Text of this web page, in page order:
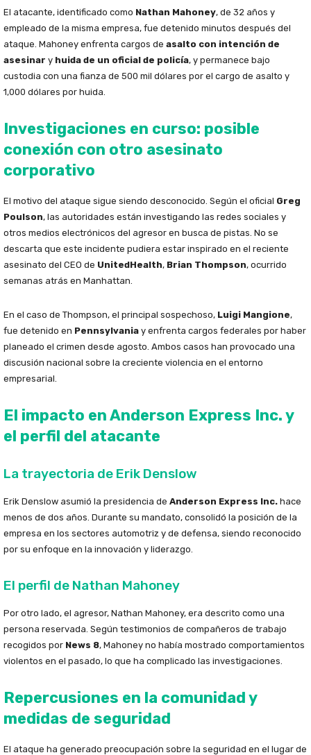
El atacante, identificado como Nathan Mahoney, de 32 años y
empleado de la misma empresa, fue detenido minutos después del
ataque. Mahoney enfrenta cargos de asalto con intención de
asesinar y huida de un oficial de policía, y permanece bajo
custodia con una fianza de 500 mil dólares por el cargo de asalto y
1,000 dólares por huida.
Investigaciones en curso: posible
conexión con otro asesinato
corporativo
El motivo del ataque sigue siendo desconocido. Según el oficial Greg
Poulson, las autoridades están investigando las redes sociales y
otros medios electrónicos del agresor en busca de pistas. No se
descarta que este incidente pudiera estar inspirado en el reciente
asesinato del CEO de UnitedHealth, Brian Thompson, ocurrido
semanas atrás en Manhattan.
En el caso de Thompson, el principal sospechoso, Luigi Mangione,
fue detenido en Pennsylvania y enfrenta cargos federales por haber
planeado el crimen desde agosto. Ambos casos han provocado una
discusión nacional sobre la creciente violencia en el entorno
empresarial.
El impacto en Anderson Express Inc. y
el perfil del atacante
La trayectoria de Erik Denslow
Erik Denslow asumió la presidencia de Anderson Express Inc. hace
menos de dos años. Durante su mandato, consolidó la posición de la
empresa en los sectores automotriz y de defensa, siendo reconocido
por su enfoque en la innovación y liderazgo.
El perfil de Nathan Mahoney
Por otro lado, el agresor, Nathan Mahoney, era descrito como una
persona reservada. Según testimonios de compañeros de trabajo
recogidos por News 8, Mahoney no había mostrado comportamientos
violentos en el pasado, lo que ha complicado las investigaciones.
Repercusiones en la comunidad y
medidas de seguridad
El ataque ha generado preocupación sobre la seguridad en el lugar de